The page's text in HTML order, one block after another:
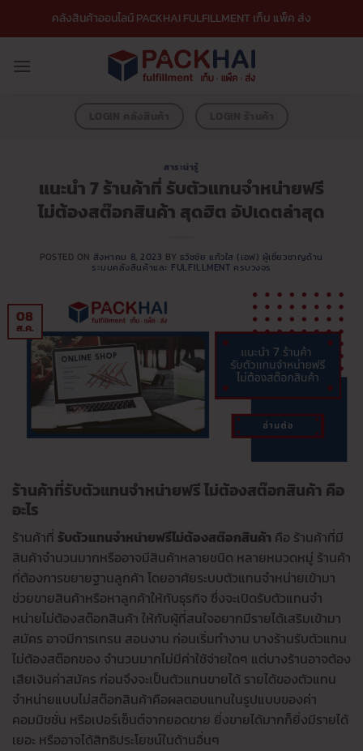
เนื้อหา
คลังสินค้าออนไลน์ PACKHAI FULFILLMENT เก็บ แพ็ค ส่ง
สาระน่ารู้
แนะนำ 7 ร้านค้าที่ รับตัวแทนจำหน่ายฟรี
ไม่ต้องสต๊อกสินค้า สุดฮิต อัปเดตล่าสุด
POSTED ON สิงหาคม 8, 2023 BY ธวัชชัย แก้วใส (เอฟ) ผู้เชี่ยวชาญด้าน
ระบบคลังสินค้าและ FULFILLMENT ครบวงจร
08
ส.ค.
ร้านค้าที่รับตัวแทนจำหน่ายฟรี ไม่ต้องสต๊อกสินค้า คือ
อะไร
ร้านค้าที่ รับตัวแทนจำหน่ายฟรีไม่ต้องสต๊อกสินค้า คือ ร้านค้าที่มี
สินค้าจำนวนมากหรืออาจมีสินค้าหลายชนิด หลายหมวดหมู่ ร้านค้า
ที่ต้องการขยายฐานลูกค้า โดยอาศัยระบบตัวแทนจำหน่ายเข้ามา
ช่วยขายสินค้าหรือหาลูกค้าให้กับธุรกิจ ซึ่งจะเปิดรับตัวแทนจํา
หน่ายไม่ต้องสต๊อกสินค้า ให้กับผู้ที่สนใจอยากมีรายได้เสริมเข้ามา
สมัคร อาจมีการเทรน สอนงาน ก่อนเริ่มทำงาน บางร้านรับตัวแทน
ไม่ต้องสต๊อกของ จำนวนมากไม่มีค่าใช้จ่ายใดๆ แต่บางร้านอาจต้อง
เสียเงินค่าสมัคร ก่อนจึงจะเป็นตัวแทนขายได้ รายได้ของตัวแทน
จำหน่ายแบบไม่สต๊อกสินค้าคือผลตอบแทนในรูปแบบของค่า
คอมมิชชั่น หรือเปอร์เซ็นต์จากยอดขาย ยิ่งขายได้มากก็ยิ่งมีรายได้
เยอะ หรืออาจได้สิทธิประโยชน์ในด้านอื่นๆ